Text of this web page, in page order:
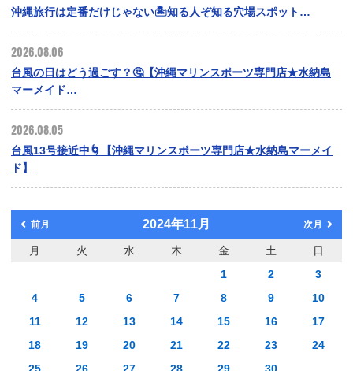
沖縄旅行は定番だけじゃない🏝️知る人ぞ知る穴場スポット…
2026.08.06
台風の日はどう過ごす？🤔【沖縄マリンスポーツ専門店★水納島
マーメイド…
2026.08.05
台風13号接近中🌀【沖縄マリンスポーツ専門店★水納島マーメイ
ド】
前月 2024年11月 次月
月 火 水 木 金 土
日
1
2
3
4
5 6 7 8 9
10
11
12 13 14 15 16
17
18
19 20 21 22 23
24
25
26 27 28 29 30